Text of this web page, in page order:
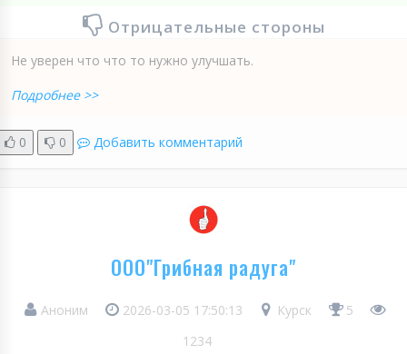
Отрицательные стороны
Не уверен что что то нужно улучшать.
Подробнее >>
0 0 Добавить комментарий
ООО"Грибная радуга"
Аноним 2026-03-05 17:50:13 Курск
5
1234